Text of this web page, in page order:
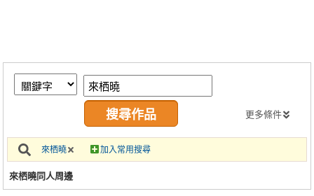
繪圖藝廊
交流中心
攤位轉讓區
會員功能選單
註冊會員
更多條件
來栖曉 加入常用搜尋
來栖曉同人周邊